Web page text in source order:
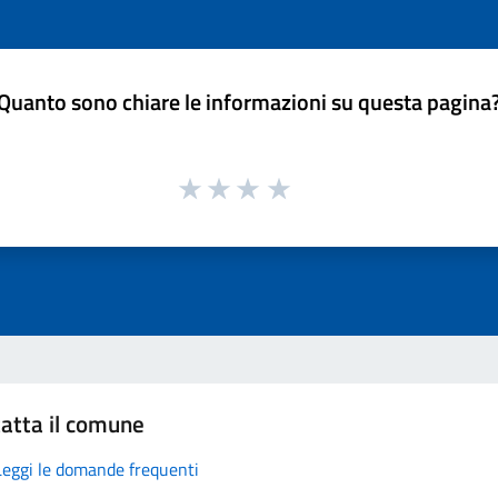
sono chiare le informazioni su questa
il comune
le domande frequenti